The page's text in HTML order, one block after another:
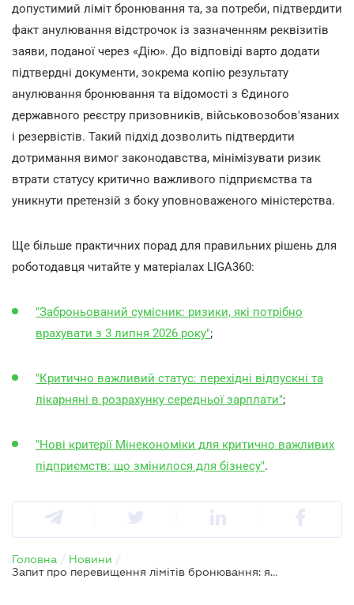
допустимий ліміт бронювання та, за потреби, підтвердити
факт анулювання відстрочок із зазначенням реквізитів
заяви, поданої через «Дію». До відповіді варто додати
підтвердні документи, зокрема копію результату
анулювання бронювання та відомості з Єдиного
державного реєстру призовників, військовозобов'язаних
і резервістів. Такий підхід дозволить підтвердити
дотримання вимог законодавства, мінімізувати ризик
втрати статусу критично важливого підприємства та
уникнути претензій з боку уповноваженого міністерства.
Ще більше практичних порад для правильних рішень для
роботодавця читайте у матеріалах LIGA360:
"Заброньований сумісник: ризики, які потрібно
врахувати з 3 липня 2026 року";
"Критично важливий статус: перехідні відпускні та
лікарняні в розрахунку середньої зарплати";
"Нові критерії Мінекономіки для критично важливих
підприємств: що змінилося для бізнесу".
Головна / Новини /
Запит про перевищення лімітів бронювання: як критично важливим підприємствам правильно відповідати